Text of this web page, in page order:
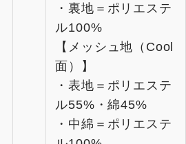
・裏地＝ポリエステ
ル100%
【メッシュ地（Cool
面）】
・表地＝ポリエステ
ル55%・綿45%
・中綿＝ポリエステ